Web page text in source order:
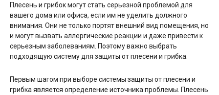
Плесень и грибок могут стать серьезной проблемой для
вашего дома или офиса, если им не уделить должного
внимания. Они не только портят внешний вид помещения, но
и могут вызвать аллергические реакции и даже привести к
серьезным заболеваниям. Поэтому важно выбрать
подходящую систему для защиты от плесени и грибка.
Первым шагом при выборе системы защиты от плесени и
грибка является определение источника проблемы. Плесень